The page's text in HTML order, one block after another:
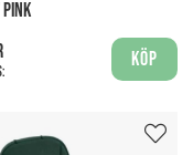
PINK
Köp